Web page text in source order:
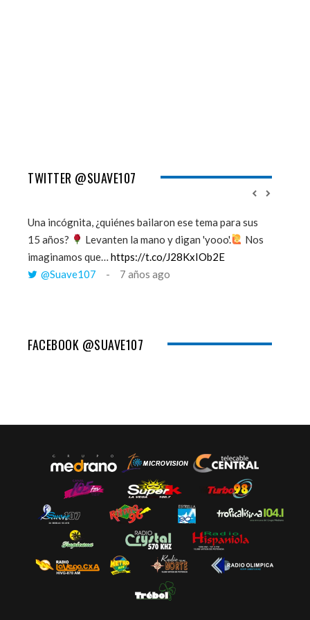
TWITTER @SUAVE107
Una incógnita, ¿quiénes bailaron ese tema para sus
15 años?
Levanten la mano y digan 'yooo'.
Nos
imaginamos que… https://t.co/J28KxIOb2E
@Suave107
7 años ago
FACEBOOK @SUAVE107